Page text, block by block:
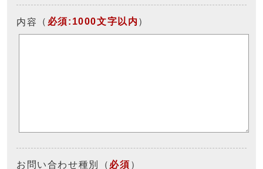
内容 （ 必須:1000文字以内 ）
お問い合わせ種別 （ 必須 ）